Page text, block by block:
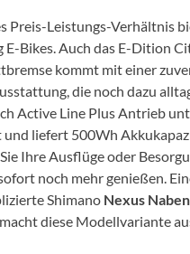
Preis-Leistungs-Verhältnis
E-Bikes. Auch das E-Dition
kommt mit einer
die noch dazu
Active Line Plus Antrieb
und liefert 500Wh
Ihre Ausflüge oder
noch mehr genießen.
Shimano Nexus
macht diese Modellvariante